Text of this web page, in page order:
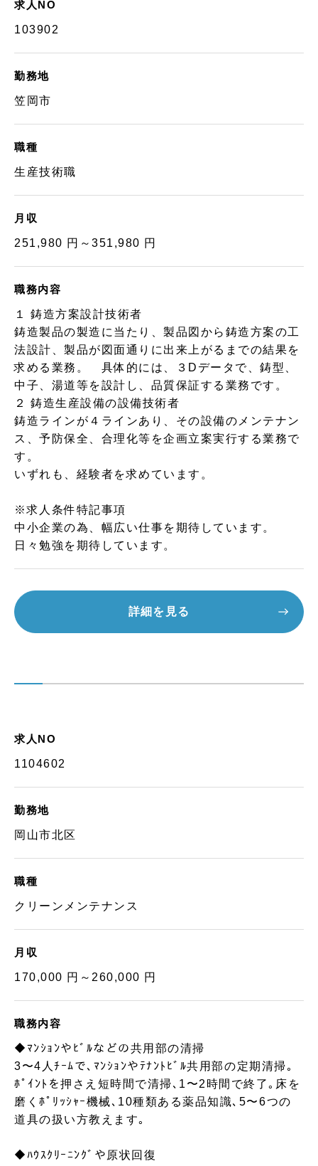
求人NO
103902
勤務地
笠岡市
職種
生産技術職
月収
251,980 円～351,980 円
職務内容
１ 鋳造方案設計技術者
鋳造製品の製造に当たり、製品図から鋳造方案の工
法設計、製品が図面通りに出来上がるまでの結果を
求める業務。 具体的には、３Dデータで、鋳型、
中子、湯道等を設計し、品質保証する業務です。
２ 鋳造生産設備の設備技術者
鋳造ラインが４ラインあり、その設備のメンテナン
ス、予防保全、合理化等を企画立案実行する業務で
す。
いずれも、経験者を求めています。
※求人条件特記事項
中小企業の為、幅広い仕事を期待しています。
日々勉強を期待しています。
詳細を見る
求人NO
1104602
勤務地
岡山市北区
職種
クリーンメンテナンス
月収
170,000 円～260,000 円
職務内容
◆ﾏﾝｼｮﾝやﾋﾞﾙなどの共用部の清掃
3〜4人ﾁｰﾑで､ﾏﾝｼｮﾝやﾃﾅﾝﾄﾋﾞﾙ共用部の定期清掃｡
ﾎﾟｲﾝﾄを押さえ短時間で清掃､1〜2時間で終了｡床を
磨くﾎﾟﾘｯｼｬｰ機械､10種類ある薬品知識､5〜6つの
道具の扱い方教えます｡
◆ﾊｳｽｸﾘｰﾆﾝｸﾞや原状回復